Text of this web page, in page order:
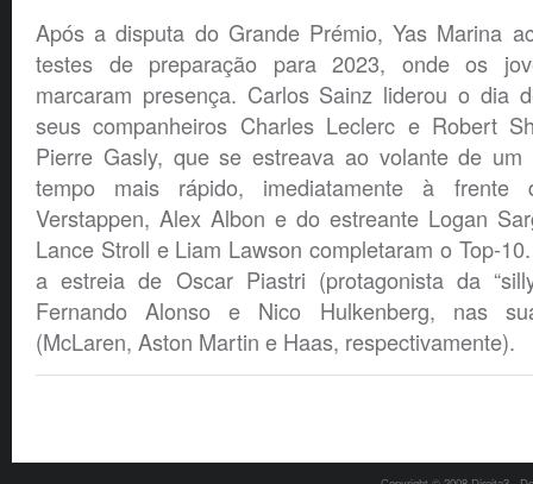
Após a disputa do Grande Prémio, Yas Marina
testes de preparação para 2023, onde os
marcaram presença. Carlos Sainz liderou o dia
seus companheiros Charles Leclerc e Robert
Pierre Gasly, que se estreava ao volante de um
tempo mais rápido, imediatamente à
Verstappen, Alex Albon e do estreante Logan
Lance Stroll e Liam Lawson completaram o Top-
a estreia de Oscar Piastri (protagonista da
Fernando Alonso e Nico Hulkenberg, nas
(McLaren, Aston Martin e Haas, respectivamente).